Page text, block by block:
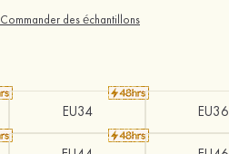
Commander des échantillons
EU34 EU36